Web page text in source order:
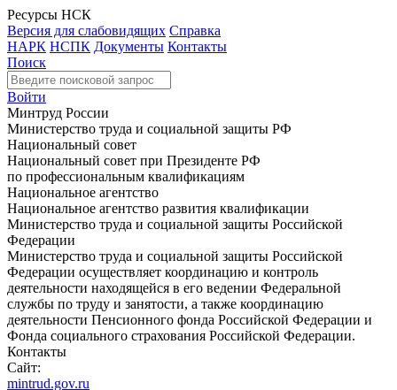
Ресурсы НСК
Версия для слабовидящих Справка
НАРК НСПК Документы Контакты
Поиск
Войти
Минтруд России
Министерство труда и социальной защиты РФ
Национальный совет
Национальный совет при Президенте РФ
по профессиональным квалификациям
Национальное агентство
Национальное агентство развития квалификации
Министерство труда и социальной защиты Российской
Федерации
Министерство труда и социальной защиты Российской
Федерации осуществляет координацию и контроль
деятельности находящейся в его ведении Федеральной
службы по труду и занятости, а также координацию
деятельности Пенсионного фонда Российской Федерации и
Фонда социального страхования Российской Федерации.
Контакты
Сайт:
mintrud.gov.ru